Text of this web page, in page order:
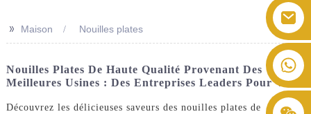
>> Maison Nouilles plates
Nouilles Plates De Haute Qualité Provenant Des
Meilleures Usines : Des Entreprises Leaders Pour Vous
Découvrez les délicieuses saveurs des nouilles plates de